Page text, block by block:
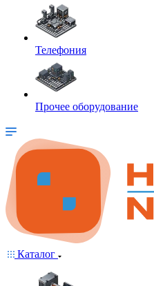
Телефония
Прочее оборудование
Каталог